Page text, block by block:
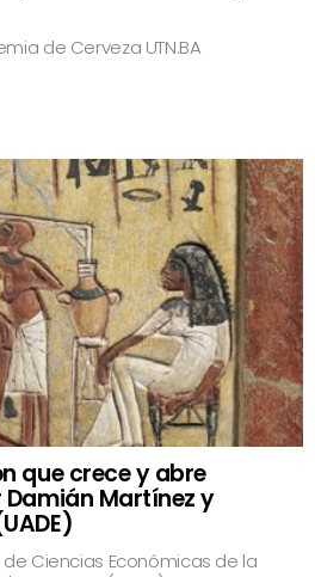
de Cerveza UTN.BA
que crece y abre
Martínez y
Ciencias Económicas de la